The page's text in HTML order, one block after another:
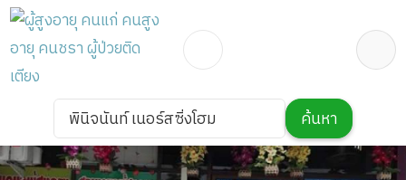
พินิจนันท์ เนอร์สซิ่งโฮม ค้นหา